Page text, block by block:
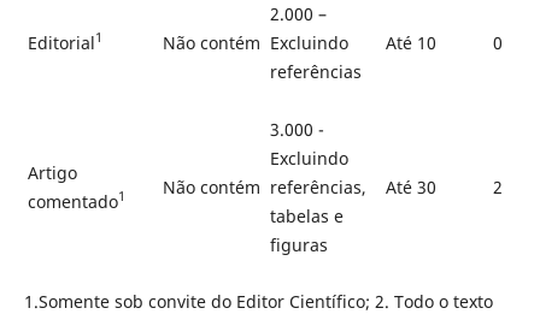
Editorial1 Não contém
2.000 –
Excluindo
referências
Até 10 0
Artigo
comentado1 Não contém
3.000 -
Excluindo
referências,
tabelas e
figuras
Até 30 2
1.Somente sob convite do Editor Cientí­fico; 2. Todo o texto